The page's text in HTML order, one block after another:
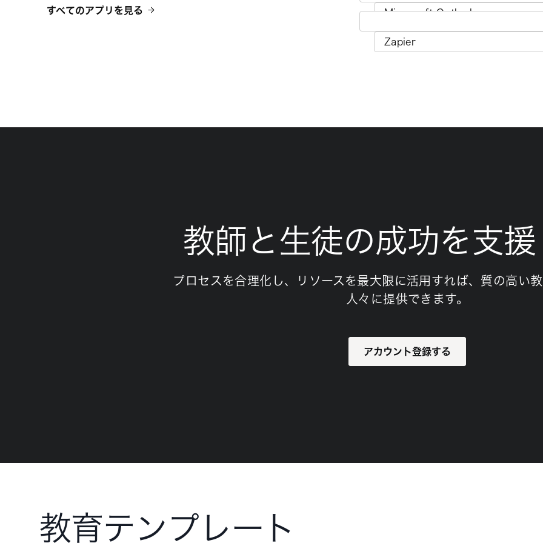
すべてのアプリを見る
教師と生徒の成功を支
プロセスを合理化し、リソースを最大限に活用すれば、質の高い
人々に提供できます。
アカウント登録する
教育テンプレート